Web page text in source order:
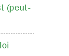
(peut-